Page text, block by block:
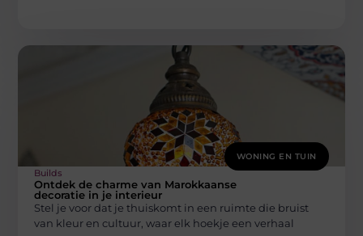
WONING EN TUIN
Builds
Ontdek de charme van Marokkaanse
decoratie in je interieur
Stel je voor dat je thuiskomt in een ruimte die bruist
van kleur en cultuur, waar elk hoekje een verhaal